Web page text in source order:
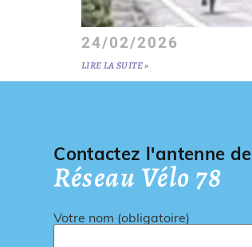
24/02/2026
LIRE LA SUITE »
Contactez l'antenne de
Réseau Vélo 78
Votre nom (obligatoire)